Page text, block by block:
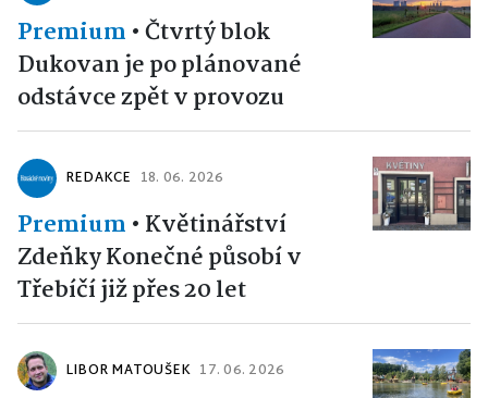
Premium •Čtvrtý blok
Dukovan je po plánované
odstávce zpět v provozu
REDAKCE 18. 06. 2026
Premium • Květinářství
Zdeňky Konečné působí v
Třebíčí již přes 20 let
LIBOR MATOUŠEK 17. 06. 2026